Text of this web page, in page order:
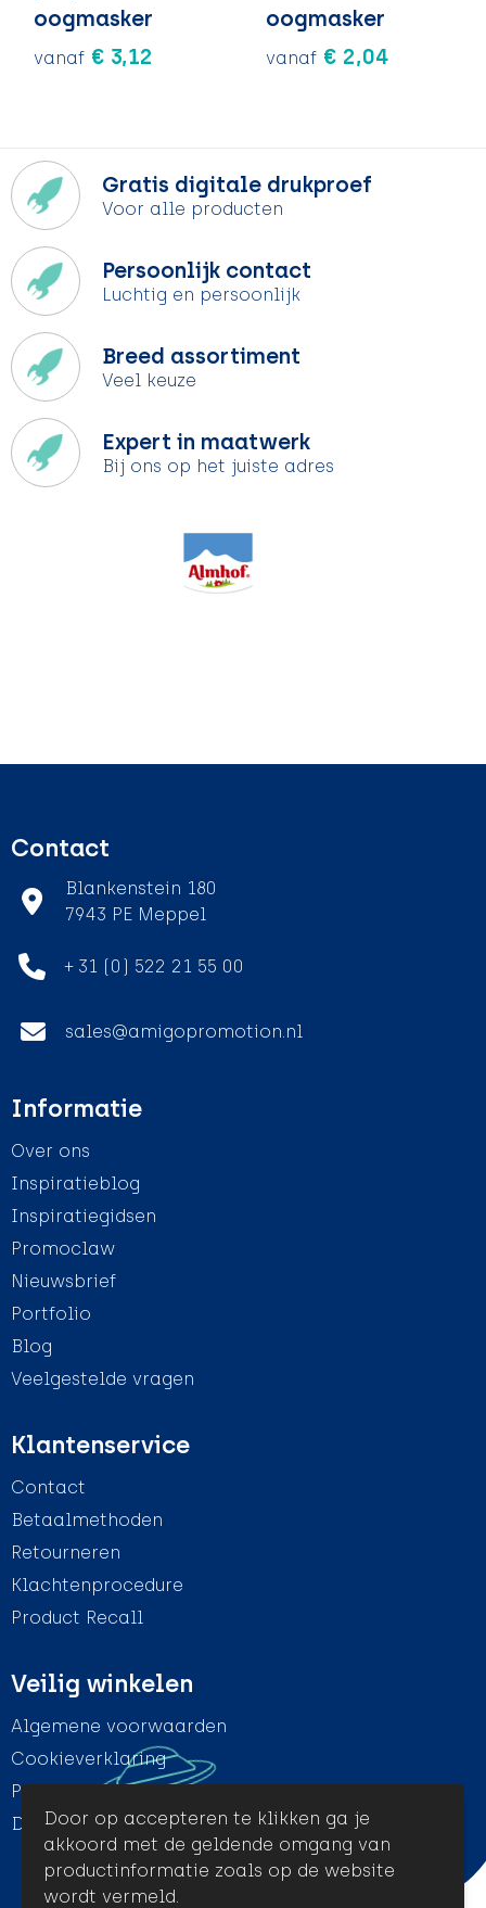
oogmasker
vanaf € 3,12
oogmasker
vanaf € 2,04
Gratis digitale drukproef
Voor alle producten
Persoonlijk contact
Luchtig en persoonlijk
Breed assortiment
Veel keuze
Expert in maatwerk
Bij ons op het juiste adres
Contact
Blankenstein 180
7943 PE Meppel
+ 31 (0) 522 21 55 00
sales@amigopromotion.nl
Informatie
Over ons
Inspiratieblog
Inspiratiegidsen
Promoclaw
Nieuwsbrief
Portfolio
Blog
Veelgestelde vragen
Klantenservice
Contact
Betaalmethoden
Retourneren
Klachtenprocedure
Product Recall
Veilig winkelen
Algemene voorwaarden
Cookieverklaring
Privacyverklaring
Disclaimer
Door op accepteren te klikken ga je
akkoord met de geldende omgang van
productinformatie zoals op de website
wordt vermeld.